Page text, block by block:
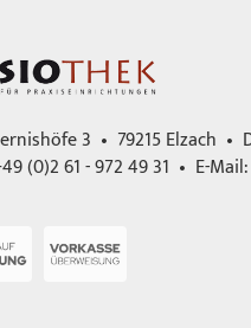
3 • 79215 Elzach •
(0)2 61 - 972 49 31 • E-Mail: